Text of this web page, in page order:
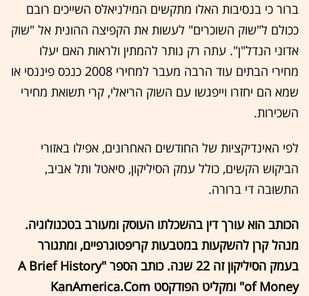
ברור כי בנסיבות האלו מתקשים המילניאלס השייכים רובם
ככולם ל"שוק השוכרים" לעשות את הקפיצה ההונית אל "שוק
אדוני הנדל"ן". עתה רק נותר להמתין ולראות האם יעלו
מחירי הבתים עוד הרבה מעבר למחירי 2008 כנכס פיננסי או
שמא הם יחזרו וייפגשו עם השוק הריאלי, קרי תשואת מחירי
השכירות.
לפי האינדיקציות של החודשים האחרונים, אפילו באזורי
הביקוש הקשים, כולל עמק הסיליקון, סיאטל ותל אביב,
התשובה די ברורה.
הכותב הוא עורך דין בהשכלתו העוסק ומעורב בטכנולוגיה.
מנהל קרן להשקעות במטבעות קריפטוגרפיים, ומתגורר
בעמק הסיליקון זה 22 שנה. כותב הספר "A Brief History
of Money" ומקליט הפודקסט KanAmerica.Com